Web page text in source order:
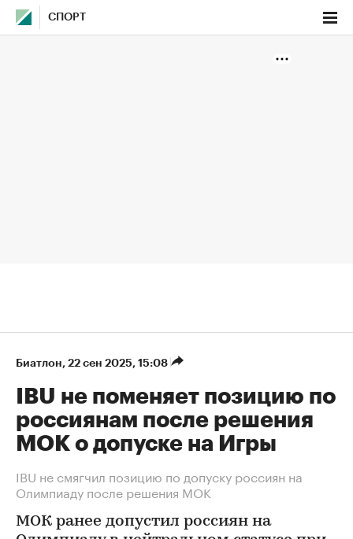
СПОРТ
Биатлон⁠, 22 сен 2025, 15:08
IBU не поменяет позицию по
россиянам после решения
МОК о допуске на Игры
IBU не смягчил позицию по допуску россиян на
Олимпиаду после решения МОК
МОК ранее допустил россиян на